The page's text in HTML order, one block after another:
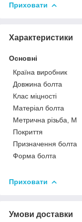
Приховати
Характеристики
Основні
Країна виробник
Довжина болта
Клас міцності
Матеріал болта
Метрична різьба, М
Покриття
Призначення болта
Форма болта
Приховати
Умови доставки